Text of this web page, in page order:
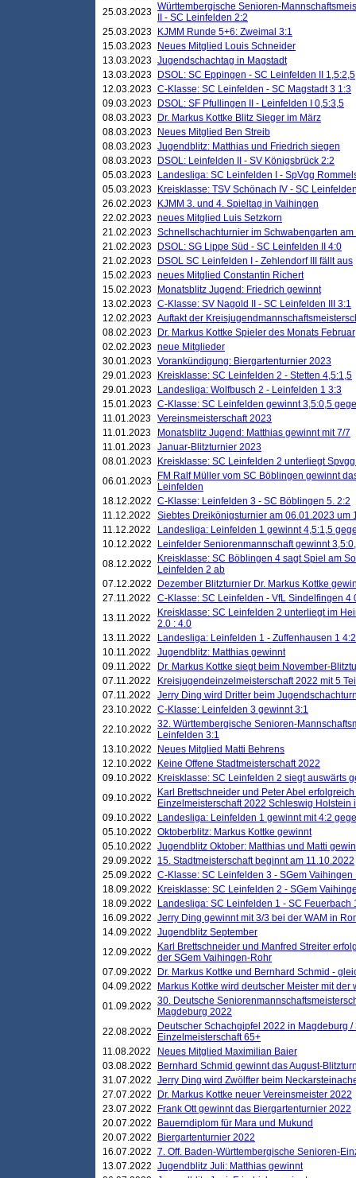
25.03.2023 Württembergische Senioren-
II - SC Leinfelden 2:2
25.03.2023
KJMM Runde 5+6: Zweimal 3:1
15.03.2023
Neues Mitglied Louis Schneider
13.03.2023 Jugendschachtag in Magstadt
13.03.2023
DSOL: SC Eppingen - SC Leinfelden II 1,5:2,5
12.03.2023 C-Klasse: SC Leinfelden - SC Magstadt 3 1:3
09.03.2023
DSOL: SF Pfullingen II - Leinfelden I 0,5:3,5
08.03.2023
Dr. Markus Kottke Blitz Sieger im März
08.03.2023
Neues Mitglied Ben Streib
08.03.2023 Jugendblitz: Matthias und Friedrich siegen
08.03.2023
DSOL: Leinfelden II - SV Königsbrück 2:2
05.03.2023
Landesliga: SC Leinfelden I - SpVgg
05.03.2023
Kreisklasse: TSV Schönach IV - SC
26.02.2023
KJMM 3. und 4. Spieltag in Vaihingen
22.02.2023 neues Mitglied Luis Setzkorn
21.02.2023 Schnellschachturnier im Schwabengarten
21.02.2023
DSOL: SG Lippe Süd - SC Leinfelden II 4:0
21.02.2023
DSOL SC Leinfelden I - Zehlendorf III fällt aus
15.02.2023 neues Mitglied Constantin Richert
15.02.2023
Monatsblitz Jugend: Friedrich gewinnt
13.02.2023 C-Klasse: SV Nagold II - SC Leinfelden III 3:1
12.02.2023 Auftakt der
08.02.2023
Dr. Markus Kottke Spieler des Monats Februar
02.02.2023 neue Mitglieder
30.01.2023 Vorankündigung: Biergartenturnier 2023
29.01.2023
Kreisklasse: SC Leinfelden 2 - Stetten 4,5:1,5
29.01.2023
Landesliga: Wolfbusch 2 - Leinfelden 1 3:3
15.01.2023 C-Klasse: SC Leinfelden gewinnt 3,5:0,5
11.01.2023 Vereinsmeisterschaft 2023
11.01.2023
Monatsblitz Jugend: Matthias gewinnt mit 7/7
11.01.2023 Januar-Blitzturnier 2023
08.01.2023
Kreisklasse: SC Leinfelden 2 unterliegt
06.01.2023
FM Ralf Müller vom SC Böblingen gewinnt
Leinfelden
18.12.2022 C-Klasse: Leinfelden 3 - SC Böblingen 5. 2:2
11.12.2022
Siebtes Dreikönigsturnier am 06.01.2023 um
11.12.2022
Landesliga: Leinfelden 1 gewinnt 4,5:1,5
10.12.2022
Leinfelder Seniorenmannschaft gewinnt
08.12.2022
Kreisklasse: SC Böblingen 4 sagt Spiel am
Leinfelden 2 ab
07.12.2022
Dezember Blitzturnier Dr. Markus Kottke
27.11.2022
C-Klasse: SC Leinfelden - VfL Sindelfingen 4
13.11.2022
Kreisklasse: SC Leinfelden 2 unterliegt im
2.0 : 4.0
13.11.2022
Landesliga: Leinfelden 1 - Zuffenhausen 1 4:2
10.11.2022
Jugendblitz: Matthias gewinnt
09.11.2022
Dr. Markus Kottke siegt beim November-
07.11.2022
Kreisjugendeinzelmeisterschaft 2022 mit 5
07.11.2022
Jerry Ding wird Dritter beim
23.10.2022 C-Klasse: Leinfelden 3 gewinnt 3:1
22.10.2022 32. Württembergische Senioren-
Leinfelden 3:1
13.10.2022
Neues Mitglied Matti Behrens
12.10.2022
Keine Offene Stadtmeisterschaft 2022
09.10.2022
Kreisklasse: SC Leinfelden 2 siegt auswärts
09.10.2022
Karl Brettschneider und Peter Abel
Einzelmeisterschaft 2022 Schleswig Holstein
09.10.2022
Landesliga: Leinfelden 1 gewinnt mit 4:2
05.10.2022 Oktoberblitz: Markus Kottke gewinnt
05.10.2022 Jugendblitz Oktober: Matthias und Matti
29.09.2022
15. Stadtmeisterschaft beginnt am 11.10.2022
25.09.2022 C-Klasse: SC Leinfelden 3 - SGem Vaihingen
18.09.2022
Kreisklasse: SC Leinfelden 2 - SGem
18.09.2022
Landesliga: SC Leinfelden 1 - SC Feuerbach
16.09.2022 Jerry Ding gewinnt mit 3/3 bei der WAM in
14.09.2022 Jugendblitz September
12.09.2022
Karl Brettschneider und Manfred Streiter
der SGem Vaihingen-Rohr
07.09.2022
Dr. Markus Kottke und Bernhard Schmid -
04.09.2022
Markus Kottke wird deutscher Meister mit
01.09.2022 30. Deutsche
Magdeburg 2022
22.08.2022
Deutscher Schachgipfel 2022 in Magdeburg
Einzelmeisterschaft 65+
11.08.2022
Neues Mitglied Maximilian Baier
03.08.2022
Bernhard Schmid gewinnt das August-
31.07.2022 Jerry Ding wird Zwölfter beim
27.07.2022
Dr. Markus Kottke neuer Vereinsmeister 2022
23.07.2022
Frank Ott gewinnt das Biergartenturnier 2022
20.07.2022
Bauerndiplom für Mara und Mukund
20.07.2022
Biergartenturnier 2022
16.07.2022 7. Off. Baden-Württembergische Senioren-
13.07.2022 Jugendblitz Juli: Matthias gewinnt